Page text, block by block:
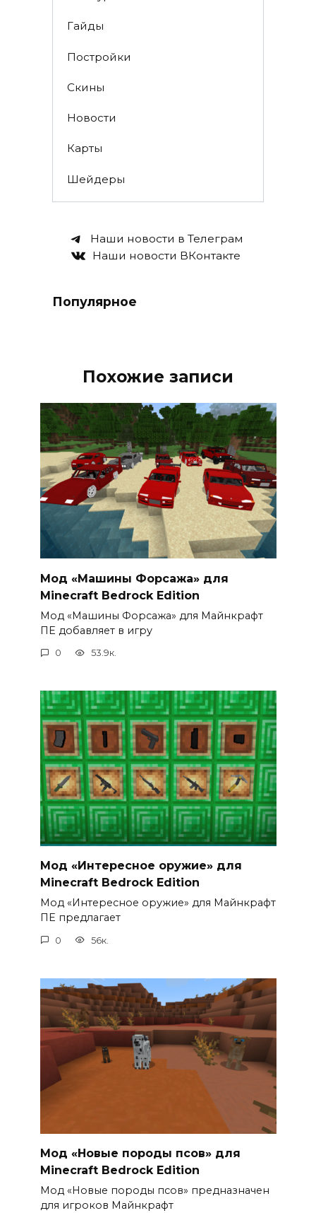
Гайды
Постройки
Скины
Новости
Карты
Шейдеры
Наши новости в Телеграм
Наши новости ВКонтакте
Популярное
Похожие записи
Мод «Машины Форсажа» для
Minecraft Bedrock Edition
Мод «Машины Форсажа» для Майнкрафт
ПЕ добавляет в игру
0 53.9к.
Мод «Интересное оружие» для
Minecraft Bedrock Edition
Мод «Интересное оружие» для Майнкрафт
ПЕ предлагает
0 56к.
Мод «Новые породы псов» для
Minecraft Bedrock Edition
Мод «Новые породы псов» предназначен
для игроков Майнкрафт